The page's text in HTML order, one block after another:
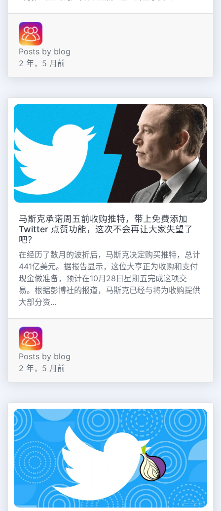
Posts by blog
2 年，5 月前
马斯克承诺周五前收购推特，带上免费添加
Twitter 点赞功能，这次不会再让大家失望了
吧？
在经历了数月的波折后，马斯克决定购买推特，总计
441亿美元。据报告显示，这位大亨正为收购和支付
现金做准备，预计在10月28日星期五完成这项交
易。根据彭博社的报道，马斯克已经与将为收购提供
大部分资...
Posts by blog
2 年，5 月前